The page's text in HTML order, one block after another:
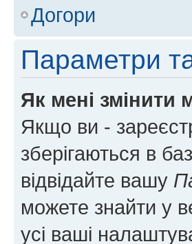
Догори
Параметри
Як мені змінити
Якщо ви -
зберігаються в
відвідайте вашу
можете знайти у
усі ваші